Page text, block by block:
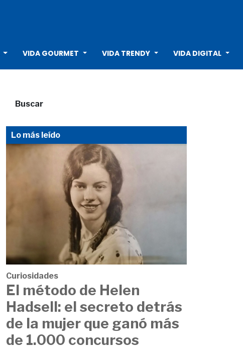
VIDA GOURMET VIDA TRENDY VIDA DIGITAL
Buscar
Lo más leído
Curiosidades
El método de Helen
Hadsell: el secreto detrás
de la mujer que ganó más
de 1.000 concursos